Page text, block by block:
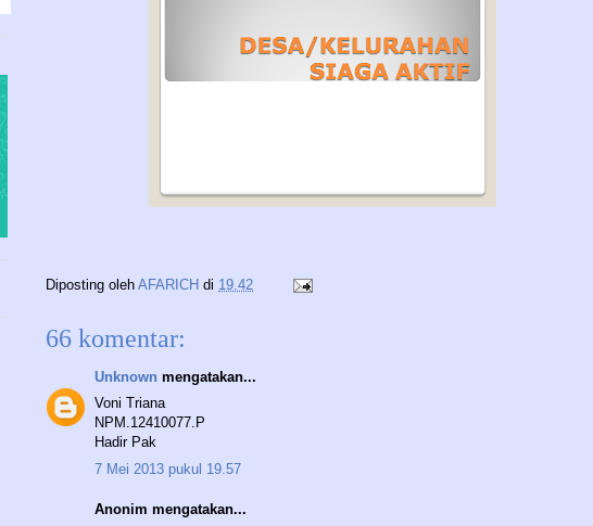
Diposting oleh AFARICH di 19.42
66 komentar:
Unknown mengatakan...
Voni Triana
NPM.12410077.P
Hadir Pak
7 Mei 2013 pukul 19.57
Anonim mengatakan...